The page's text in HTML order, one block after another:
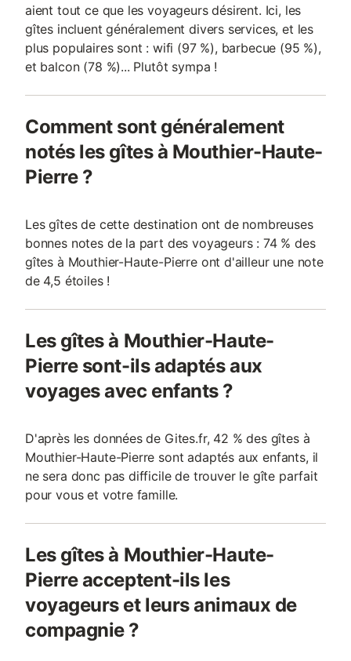
aient tout ce que les voyageurs désirent. Ici, les
gîtes incluent généralement divers services, et les
plus populaires sont : wifi (97 %), barbecue (95 %),
et balcon (78 %)... Plutôt sympa !
Comment sont généralement
notés les gîtes à Mouthier-Haute-
Pierre ?
Les gîtes de cette destination ont de nombreuses
bonnes notes de la part des voyageurs : 74 % des
gîtes à Mouthier-Haute-Pierre ont d'ailleur une note
de 4,5 étoiles !
Les gîtes à Mouthier-Haute-
Pierre sont-ils adaptés aux
voyages avec enfants ?
D'après les données de Gites.fr, 42 % des gîtes à
Mouthier-Haute-Pierre sont adaptés aux enfants, il
ne sera donc pas difficile de trouver le gîte parfait
pour vous et votre famille.
Les gîtes à Mouthier-Haute-
Pierre acceptent-ils les
voyageurs et leurs animaux de
compagnie ?